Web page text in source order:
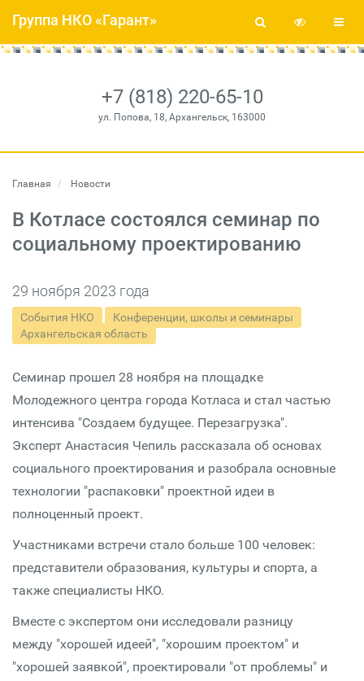
+7 (818) 220-65-10
ул. Попова, 18, Архангельск, 163000
Группа НКО «Гарант»
Главная Новости
В Котласе состоялся семинар по
социальному проектированию
29 ноября 2023 года
События НКО
Конференции, школы и семинары
Архангельская область
Семинар прошел 28 ноября на площадке
Молодежного центра города Котласа и стал частью
интенсива "Создаем будущее. Перезагрузка".
Эксперт Анастасия Чепиль рассказала об основах
социального проектирования и разобрала основные
технологии "распаковки" проектной идеи в
полноценный проект.
Участниками встречи стало больше 100 человек:
представители образования, культуры и спорта, а
также специалисты НКО.
Вместе с экспертом они исследовали разницу
между "хорошей идеей", "хорошим проектом" и
"хорошей заявкой", проектировали "от проблемы" и